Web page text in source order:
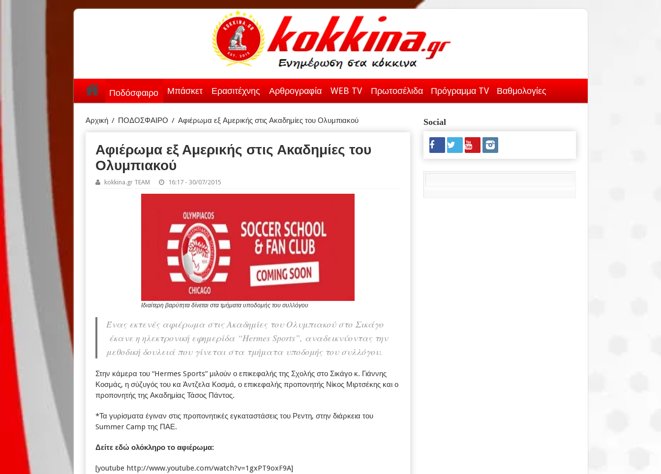
Ποδόσφαιρο Μπάσκετ Ερασιτέχνης Αρθρογραφία WEB TV Πρωτοσέλιδα Πρόγραμμα TV Βαθμολογίες
Αρχική / ΠΟΔΟΣΦΑΙΡΟ / Αφιέρωμα εξ Αμερικής στις Ακαδημίες του Ολυμπιακού
Αφιέρωμα εξ Αμερικής στις Ακαδημίες του
Ολυμπιακού
kokkina.gr TEAM 16:17 - 30/07/2015
Ιδιαίτερη βαρύτητα δίνεται στα τμήματα υποδομής του συλλόγου
Ένας εκτενές αφιέρωμα στις Ακαδημίες του Ολυμπιακού στο Σικάγο
έκανε η ηλεκτρονική εφημερίδα “Hermes Sports”, αναδεικνύοντας την
μεθοδική δουλειά που γίνεται στα τμήματα υποδομής του συλλόγου.
Στην κάμερα του “Hermes Sports” μιλούν ο επικεφαλής της Σχολής στο Σικάγο κ. Γιάννης
Κοσμάς, η σύζυγός του κα Άντζελα Κοσμά, ο επικεφαλής προπονητής Νίκος Μιρτσέκης και ο
προπονητής της Ακαδημίας Τάσος Πάντος.
*Τα γυρίσματα έγιναν στις προπονητικές εγκαταστάσεις του Ρεντη, στην διάρκεια του
Summer Camp της ΠΑΕ.
Δείτε εδώ ολόκληρο το αφιέρωμα:
[youtube http://www.youtube.com/watch?v=1gxPT9oxF9A]
Social